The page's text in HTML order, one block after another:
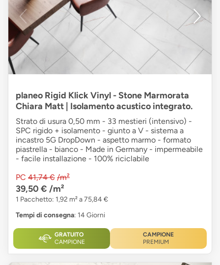
planeo Rigid Klick Vinyl - Stone Marmorata
Chiara Matt | Isolamento acustico integrato.
Strato di usura 0,50 mm - 33 mestieri (intensivo) -
SPC rigido + isolamento - giunto a V - sistema a
incastro 5G DropDown - aspetto marmo - formato
piastrella - bianco - Made in Germany - impermeabile
- facile installazione - 100% riciclabile
PC 41,74 € /m²
39,50 € /m²
1 Pacchetto: 1,92 m² a 75,84 €
Tempi di consegna: 14 Giorni
GRATUITO
CAMPIONE
CAMPIONE
PREMIUM